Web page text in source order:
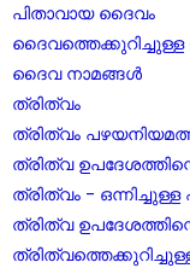
പിതാവായ ദൈവം
ദൈവത്തെക്കുറിച്ചുള്ള
ദൈവ നാമങ്ങൾ
ത്രിത്വം
ത്രിത്വം
ത്രിത്വ
ത്രിത്വം -
ത്രിത്വ